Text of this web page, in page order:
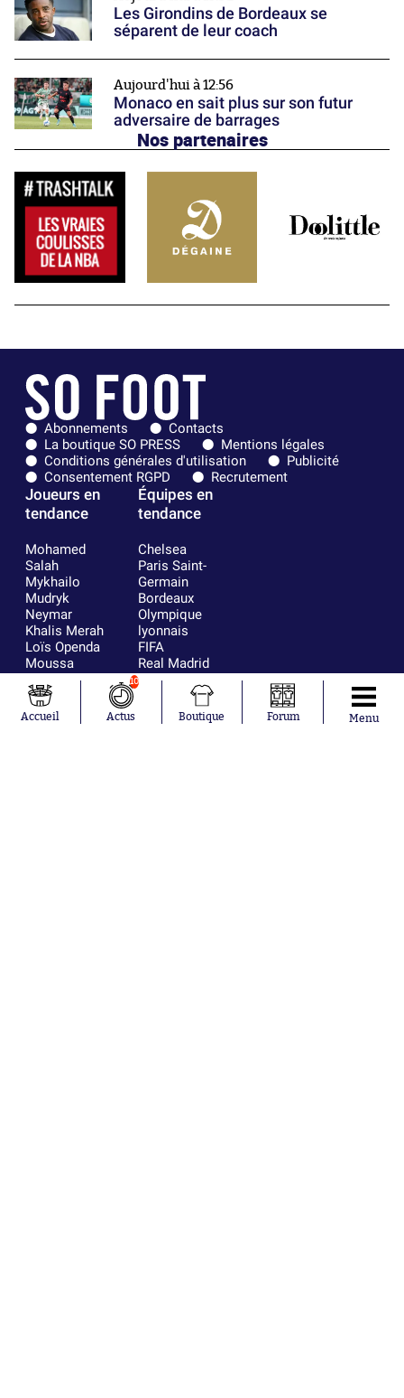
Les Girondins de Bordeaux se
séparent de leur coach
Aujourd'hui à 12:56
Monaco en sait plus sur son futur
adversaire de barrages
Nos partenaires
Abonnements
Contacts
La boutique SO PRESS
Mentions légales
Conditions générales d'utilisation
Publicité
Consentement RGPD
Recrutement
Joueurs en
tendance
Mohamed
Salah
Mykhailo
Mudryk
Neymar
Khalis Merah
Loïs Openda
Moussa
Nicolás
Tagliafico
Pavel Šulc
Équipes en
tendance
Chelsea
Paris Saint-
Germain
Bordeaux
Olympique
lyonnais
FIFA
Real Madrid
RC Strasbourg
AC Milan
RC Lens
Accueil
10
Actus Boutique Forum Menu